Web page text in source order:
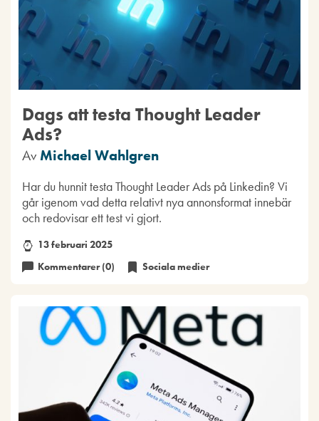
Dags att testa Thought Leader
Ads?
Av Michael Wahlgren
Har du hunnit testa Thought Leader Ads på Linkedin? Vi
går igenom vad detta relativt nya annonsformat innebär
och redovisar ett test vi gjort.
13 februari 2025
Kommentarer (0)
Sociala medier